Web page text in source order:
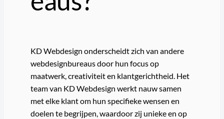
KD Webdesign onderscheidt zich van andere
webdesignbureaus door hun focus op
maatwerk, creativiteit en klantgerichtheid. Het
team van KD Webdesign werkt nauw samen
met elke klant om hun specifieke wensen en
doelen te begrijpen, waardoor zij unieke en op